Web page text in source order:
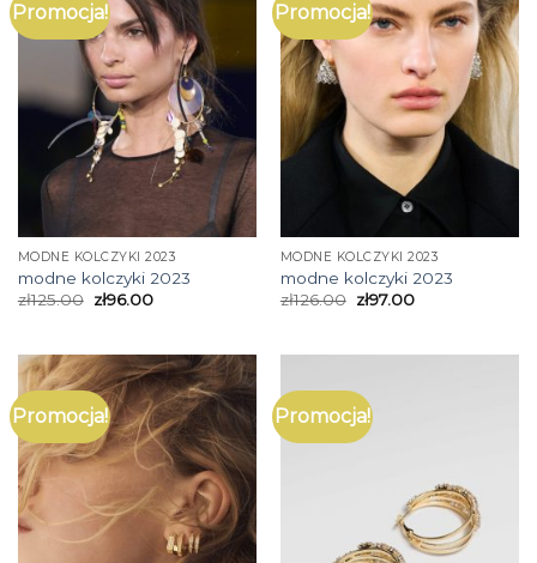
Promocja!
MODNE KOLCZYKI 2023
modne kolczyki 2023
zł125.00 zł96.00
Promocja!
MODNE KOLCZYKI 2023
modne kolczyki 2023
zł126.00 zł97.00
Promocja! Promocja!